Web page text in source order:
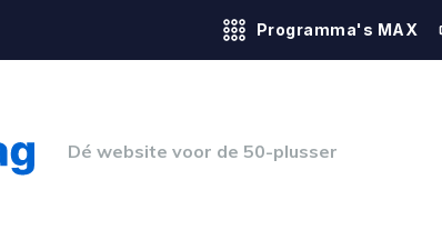
Programma's MAX
Dé website voor de 50-plusser